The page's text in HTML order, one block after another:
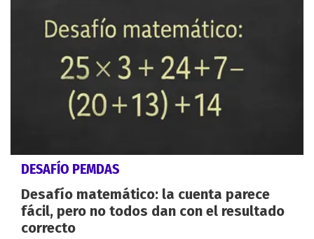
DESAFÍO PEMDAS
Desafío matemático: la cuenta parece
fácil, pero no todos dan con el resultado
correcto